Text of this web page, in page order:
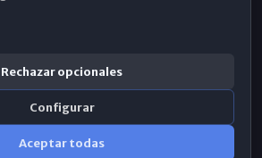
Rechazar opcionales
Configurar
Aceptar todas